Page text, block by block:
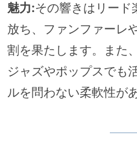
魅力:その響きはリード
放ち、ファンファーレ
割を果たします。また
ジャズやポップスでも
ルを問わない柔軟性が